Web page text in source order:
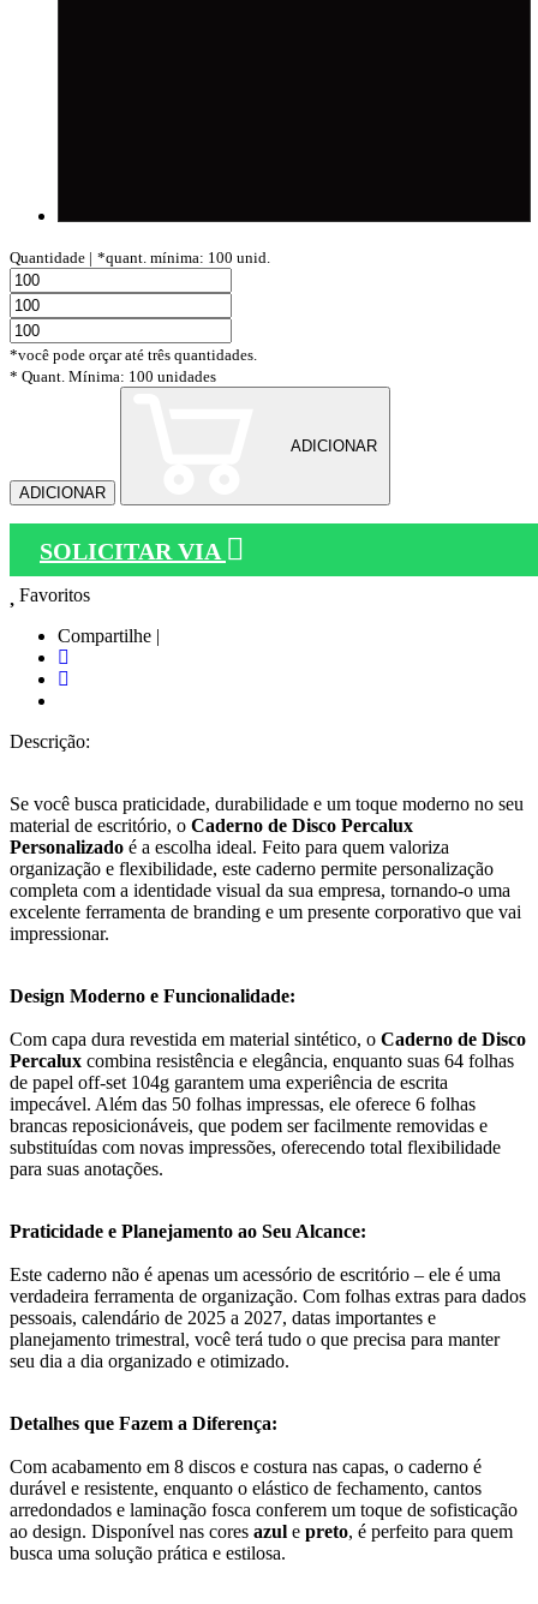
Quantidade | *quant. mínima: 100 unid.
*você pode orçar até três quantidades.
* Quant. Mínima: 100 unidades
ADICIONAR
ADICIONAR
SOLICITAR VIA
Favoritos
Compartilhe |
Descrição:
Se você busca praticidade, durabilidade e um toque moderno no seu
material de escritório, o Caderno de Disco Percalux
Personalizado é a escolha ideal. Feito para quem valoriza
organização e flexibilidade, este caderno permite personalização
completa com a identidade visual da sua empresa, tornando-o uma
excelente ferramenta de branding e um presente corporativo que vai
impressionar.
Design Moderno e Funcionalidade:
Com capa dura revestida em material sintético, o Caderno de Disco
Percalux combina resistência e elegância, enquanto suas 64 folhas
de papel off-set 104g garantem uma experiência de escrita
impecável. Além das 50 folhas impressas, ele oferece 6 folhas
brancas reposicionáveis, que podem ser facilmente removidas e
substituídas com novas impressões, oferecendo total flexibilidade
para suas anotações.
Praticidade e Planejamento ao Seu Alcance:
Este caderno não é apenas um acessório de escritório – ele é uma
verdadeira ferramenta de organização. Com folhas extras para dados
pessoais, calendário de 2025 a 2027, datas importantes e
planejamento trimestral, você terá tudo o que precisa para manter
seu dia a dia organizado e otimizado.
Detalhes que Fazem a Diferença:
Com acabamento em 8 discos e costura nas capas, o caderno é
durável e resistente, enquanto o elástico de fechamento, cantos
arredondados e laminação fosca conferem um toque de sofisticação
ao design. Disponível nas cores azul e preto, é perfeito para quem
busca uma solução prática e estilosa.